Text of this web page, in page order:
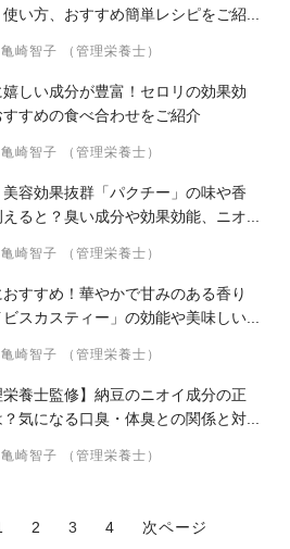
い方、おすすめ簡単レシピをご紹...
亀崎智子 （管理栄養士）
しい成分が豊富！セロリの効果効
すめの食べ合わせをご紹介
亀崎智子 （管理栄養士）
容効果抜群「パクチー」の味や香
えると？臭い成分や効果効能、ニオ...
亀崎智子 （管理栄養士）
すすめ！華やかで甘みのある香り
ビスカスティー」の効能や美味しい...
亀崎智子 （管理栄養士）
栄養士監修】納豆のニオイ成分の正
気になる口臭・体臭との関係と対...
亀崎智子 （管理栄養士）
2 3 4 次ページ